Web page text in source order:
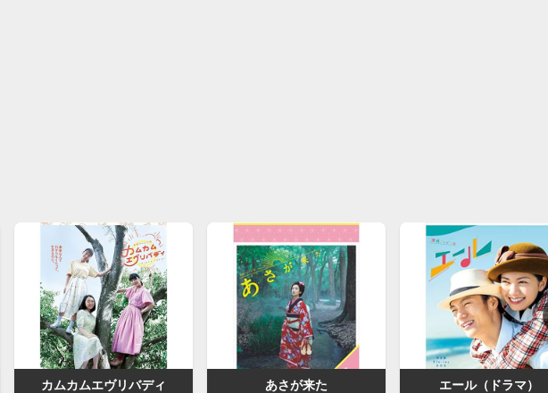
カムカムエヴリバディ あさが来た エール（ドラマ）